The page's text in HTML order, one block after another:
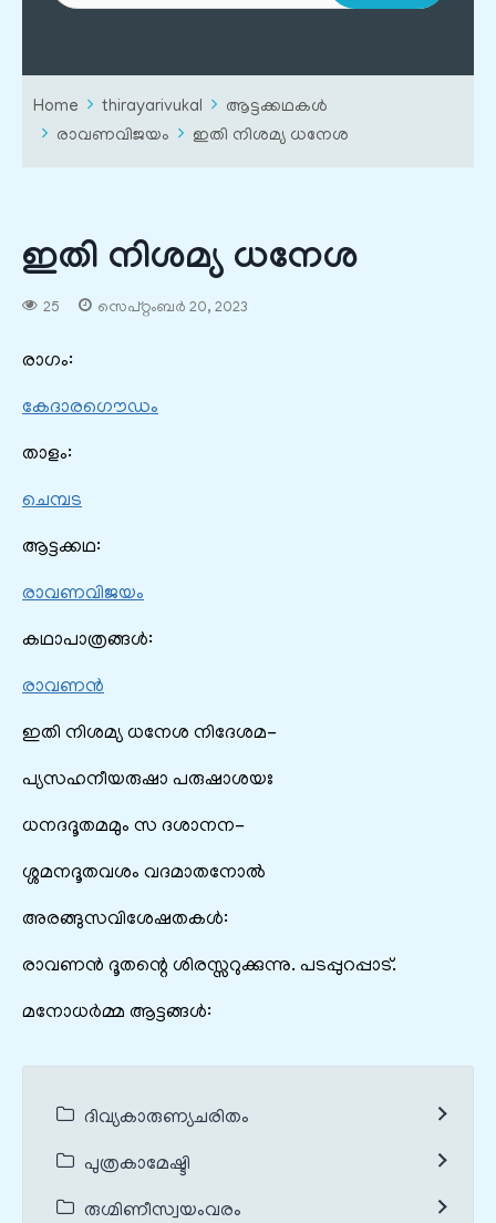
Home thirayarivukal
ആട്ടക്കഥകൾ
രാവണവിജയം
ഇതി നിശമ്യ ധനേശ
ഇതി നിശമ്യ ധനേശ
25 സെപ്റ്റംബർ 20, 2023
രാഗം:
കേദാരഗൌഡം
താളം:
ചെമ്പട
ആട്ടക്കഥ:
രാവണവിജയം
കഥാപാത്രങ്ങൾ:
രാവണന്‍
ഇതി നിശമ്യ ധനേശ നിദേശമ-
പ്യസഹനീയരുഷാ പരുഷാശയഃ
ധനദദൂതമമും സ ദശാനന-
ശ്ശമനദൂതവശം വദമാതനോൽ
അരങ്ങുസവിശേഷതകൾ:
രാവണൻ ദൂതന്റെ ശിരസ്സറുക്കുന്നു. പടപ്പുറപ്പാട്.
മനോധർമ്മ ആട്ടങ്ങൾ:
ദിവ്യകാരുണ്യചരിതം
പുത്രകാമേഷ്ടി
രുഗ്മിണീസ്വയംവരം